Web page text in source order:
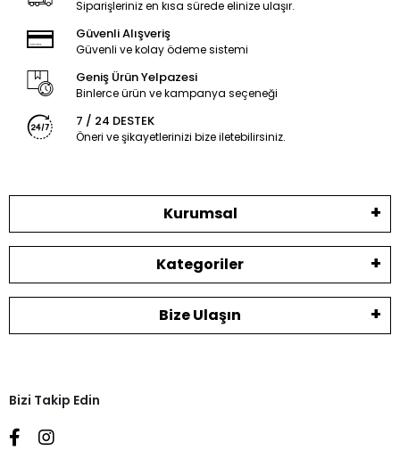
Siparişleriniz en kısa sürede elinize ulaşır.
Güvenli Alışveriş
Güvenli ve kolay ödeme sistemi
Geniş Ürün Yelpazesi
Binlerce ürün ve kampanya seçeneği
7 / 24 DESTEK
Öneri ve şikayetlerinizi bize iletebilirsiniz.
Kurumsal
Kategoriler
Bize Ulaşın
Bizi Takip Edin